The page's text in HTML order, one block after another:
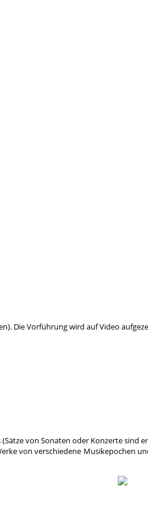
Die Vorführung wird auf Video
von Sonaten oder Konzerte sind
von verschiedene Musikepochen